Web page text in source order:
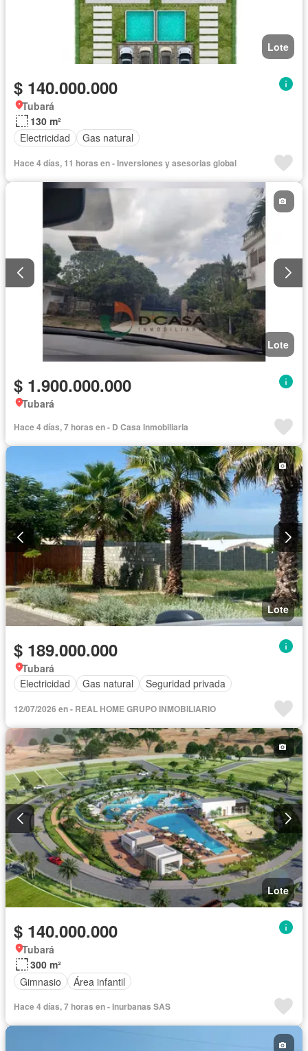
Lote
$ 140.000.000
Tubará
130 m²
Electricidad
Gas natural
Hace 4 días, 11 horas en - Inversiones y asesorias global
Lote
$ 1.900.000.000
Tubará
Hace 4 días, 7 horas en - D Casa Inmobiliaria
Lote
$ 189.000.000
Tubará
Electricidad
Gas natural Seguridad privada
12/07/2026 en - REAL HOME GRUPO INMOBILIARIO
Lote
$ 140.000.000
Tubará
300 m²
Gimnasio
Área infantil
Hace 4 días, 7 horas en - Inurbanas SAS